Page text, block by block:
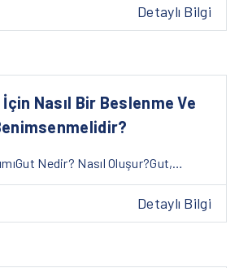
Detaylı Bilgi
İçin Nasıl Bir Beslenme Ve
Nedir? Nasıl Oluşur?Gut,…
Detaylı Bilgi